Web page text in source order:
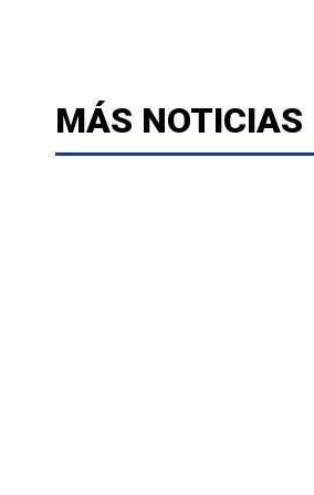
MÁS NOTICIAS